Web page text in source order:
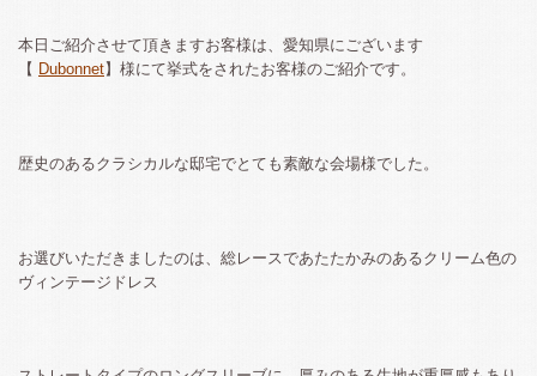
本日ご紹介させて頂きますお客様は、愛知県にございます
【 Dubonnet】様にて挙式をされたお客様のご紹介です。
歴史のあるクラシカルな邸宅でとても素敵な会場様でした。
お選びいただきましたのは、総レースであたたかみのあるクリーム色の
ヴィンテージドレス